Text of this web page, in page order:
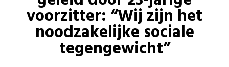
Welzijn
Consumentenbescherming
Pensioenen
Vacatures
Word lid
Mis niets
Zoeken
Login
Login
Doe mee
voorzitter: “Wij zijn het
noodzakelijke sociale
tegengewicht”